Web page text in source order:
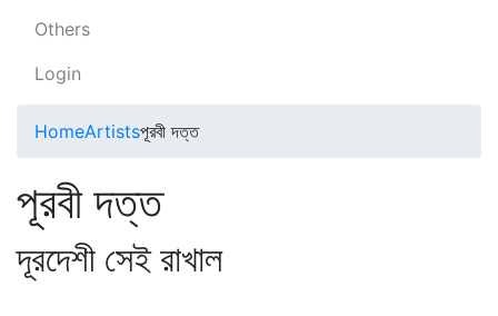
Others
Login
HomeArtistsপূরবী দত্ত
পূরবী দত্ত
দূরদেশী সেই রাখাল